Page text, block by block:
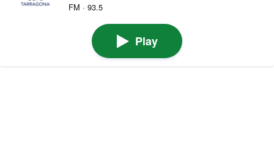
FM · 93.5
Play